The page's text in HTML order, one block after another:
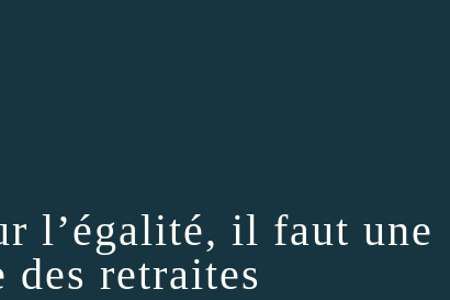
l’égalité, il faut une
des retraites